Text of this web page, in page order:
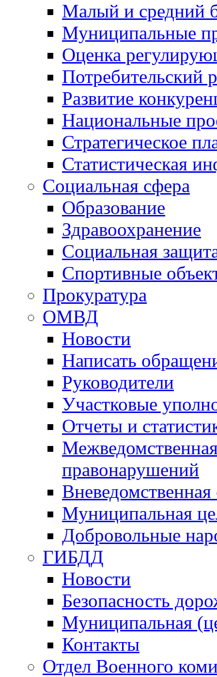
Малый и средний
Муниципальные
Оценка
Потребительский
Развитие
Национальные
Стратегическое
Статистическая
Социальная сфера
Образование
Здравоохранение
Социальная
Спортивные
Прокуратура
ОМВД
Новости
Написать
Руководители
Участковые
Отчеты и
правонарушений
Вневедомственная
Муниципальная
Добровольные
ГИБДД
Новости
Безопасность
Муниципальная
Контакты
Отдел Военного